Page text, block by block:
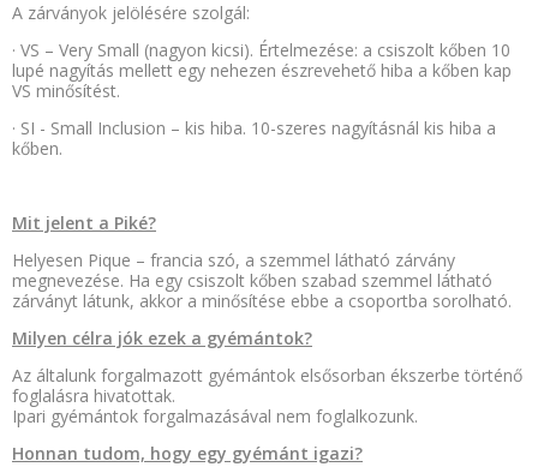
A zárványok jelölésére szolgál:
· VS – Very Small (nagyon kicsi). Értelmezése: a csiszolt kőben 10
lupé nagyítás mellett egy nehezen észrevehető hiba a kőben kap
VS minősítést.
· SI - Small Inclusion – kis hiba. 10-szeres nagyításnál kis hiba a
kőben.
Mit jelent a Piké?
Helyesen Pique – francia szó, a szemmel látható zárvány
megnevezése. Ha egy csiszolt kőben szabad szemmel látható
zárványt látunk, akkor a minősítése ebbe a csoportba sorolható.
Milyen célra jók ezek a gyémántok?
Az általunk forgalmazott gyémántok elsősorban ékszerbe történő
foglalásra hivatottak.
Ipari gyémántok forgalmazásával nem foglalkozunk.
Honnan tudom, hogy egy gyémánt igazi?